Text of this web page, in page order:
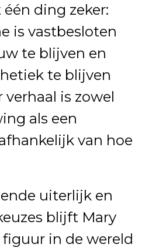
ding zeker:
is vastbesloten
te blijven en
te blijven
is zowel
als een
van hoe
uiterlijk en
blijft Mary
in de wereld